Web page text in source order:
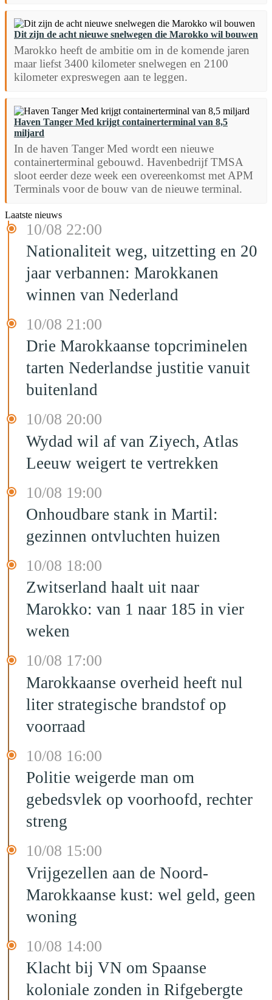
Dit zijn de acht nieuwe snelwegen die Marokko wil bouwen
Marokko heeft de ambitie om in de komende jaren
maar liefst 3400 kilometer snelwegen en 2100
kilometer expreswegen aan te leggen.
Haven Tanger Med krijgt containerterminal van 8,5
miljard
In de haven Tanger Med wordt een nieuwe
containerterminal gebouwd. Havenbedrijf TMSA
sloot eerder deze week een overeenkomst met APM
Terminals voor de bouw van de nieuwe terminal.
Laatste nieuws
10/08 22:00
Nationaliteit weg, uitzetting en 20
jaar verbannen: Marokkanen
winnen van Nederland
10/08 21:00
Drie Marokkaanse topcriminelen
tarten Nederlandse justitie vanuit
buitenland
10/08 20:00
Wydad wil af van Ziyech, Atlas
Leeuw weigert te vertrekken
10/08 19:00
Onhoudbare stank in Martil:
gezinnen ontvluchten huizen
10/08 18:00
Zwitserland haalt uit naar
Marokko: van 1 naar 185 in vier
weken
10/08 17:00
Marokkaanse overheid heeft nul
liter strategische brandstof op
voorraad
10/08 16:00
Politie weigerde man om
gebedsvlek op voorhoofd, rechter
streng
10/08 15:00
Vrijgezellen aan de Noord-
Marokkaanse kust: wel geld, geen
woning
10/08 14:00
Klacht bij VN om Spaanse
koloniale zonden in Rifgebergte